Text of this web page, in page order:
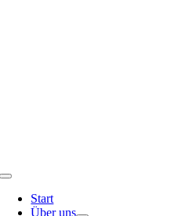
Toggle
Navigation
Start
Über uns